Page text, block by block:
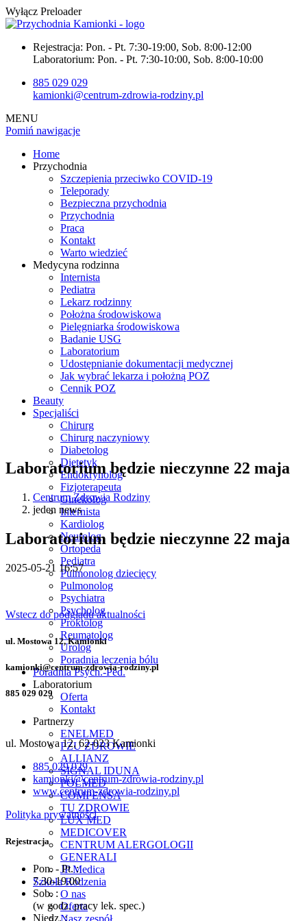
Wyłącz Preloader
Rejestracja: Pon. - Pt. 7:30-19:00, Sob. 8:00-12:00
Laboratorium: Pon. - Pt. 7:30-10:00, Sob. 8:00-10:00
885 029 029
kamionki@centrum-zdrowia-rodziny.pl
MENU
Pomiń nawigacje
Home
Przychodnia
Szczepienia przeciwko COVID-19
Teleporady
Bezpieczna przychodnia
Przychodnia
Praca
Kontakt
Warto wiedzieć
Medycyna rodzinna
Internista
Pediatra
Lekarz rodzinny
Położna środowiskowa
Pielęgniarka środowiskowa
Badanie USG
Laboratorium
Udostępnianie dokumentacji medycznej
Jak wybrać lekarza i położną POZ
Cennik POZ
Beauty
Specjaliści
Chirurg
Chirurg naczyniowy
Diabetolog
Dietetyk
Endokrynolog
Fizjoterapeuta
Ginekolog
Internista
Kardiolog
Neurolog
Ortopeda
Pediatra
Pulmonolog dziecięcy
Pulmonolog
Psychiatra
Psycholog
Proktolog
Reumatolog
Urolog
Poradnia leczenia bólu
Poradnia Psych.-Ped.
Laboratorium
Oferta
Kontakt
Partnerzy
ENELMED
PZU ZDROWIE
ALLIANZ
SIGNAL IDUNA
POLMED
COMPENSA
TU ZDROWIE
LUX MED
MEDICOVER
CENTRUM ALERGOLOGII
GENERALI
JP Medica
Szkoła Rodzenia
O nas
Oferta
Nasz zespół
Laboratorium będzie nieczynne 22 maja
Centrum Zdrowia Rodziny
jeden news
Laboratorium będzie nieczynne 22 maja
2025-05-21 16:57
Wstecz do podglądu aktualności
ul. Mostowa 12, Kamionki
kamionki@centrum-zdrowia-rodziny.pl
885 029 029
ul. Mostowa 12, 62-023 Kamionki
885 029 029
kamionki@centrum-zdrowia-rodziny.pl
www.centrum-zdrowia-rodziny.pl
Polityka prywatności
Rejestracja
Pon. - Pt. :
7.30-19.00
Sob. :
(w godz. pracy lek. spec.)
Niedz. :